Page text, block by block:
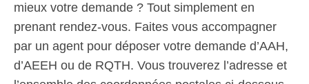
mieux votre demande ? Tout simplement en
prenant rendez-vous. Faites vous accompagner
par un agent pour déposer votre demande d’AAH,
d’AEEH ou de RQTH. Vous trouverez l’adresse et